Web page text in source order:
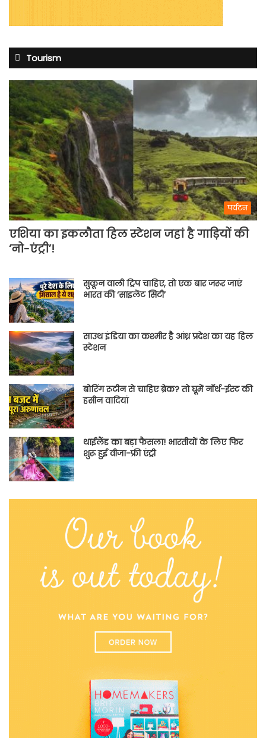
Tourism
पर्यटन
एशिया का इकलौता हिल स्टेशन जहां है गाड़ियों की
‘नो-एंट्री’!
सुकून वाली ट्रिप चाहिए, तो एक बार जरूर जाएं
भारत की ‘साइलेंट सिटी’
साउथ इंडिया का कश्मीर है आंध्र प्रदेश का यह हिल
स्टेशन
बोरिंग रूटीन से चाहिए ब्रेक? तो घूमें नॉर्थ-ईस्ट की
हसीन वादियां
थाईलैंड का बड़ा फैसला! भारतीयों के लिए फिर
शुरू हुई वीजा-फ्री एंट्री